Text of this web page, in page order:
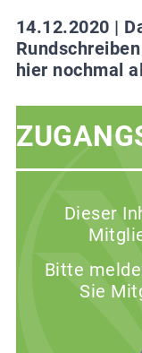
14.12.2020 |
hier nochmal
Dieser
Bitte
Sie